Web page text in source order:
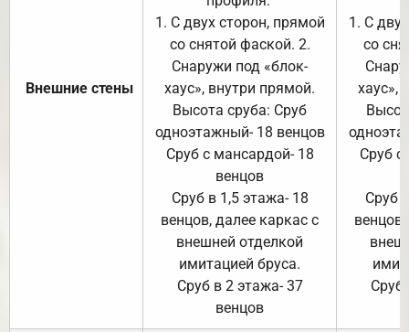
Внешние стены
1. С двух сторон, прямой
со снятой фаской. 2.
Снаружи под «блок-
хаус», внутри прямой.
Высота сруба: Сруб
одноэтажный- 18 венцов
Сруб с мансардой- 18
венцов
Сруб в 1,5 этажа- 18
венцов, далее каркас с
внешней отделкой
имитацией бруса.
Сруб в 2 этажа- 37
венцов
1. С
со
хаус»,
Сруб с
Сруб
Сруб